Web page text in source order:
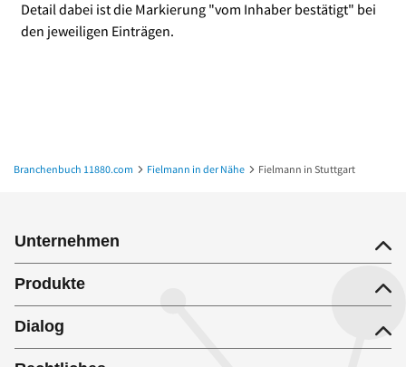
Detail dabei ist die Markierung "vom Inhaber bestätigt" bei
den jeweiligen Einträgen.
Branchenbuch 11880.com Fielmann in der Nähe Fielmann in Stuttgart
Unternehmen
Produkte
Dialog